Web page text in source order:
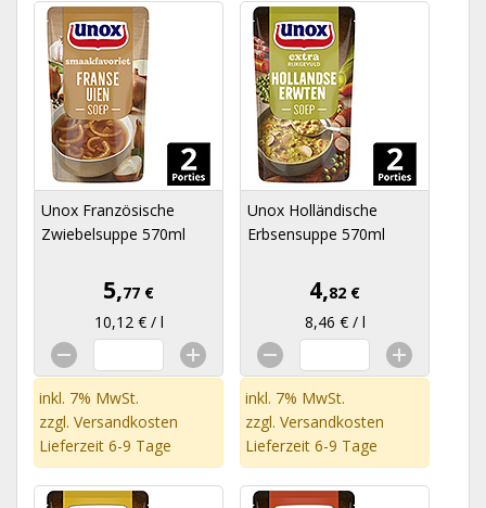
Unox Französische
Zwiebelsuppe 570ml
5,77 €
10,12 € / l
inkl. 7% MwSt.
zzgl. Versandkosten
Lieferzeit 6-9 Tage
Unox Holländische
Erbsensuppe 570ml
4,82 €
8,46 € / l
inkl. 7% MwSt.
zzgl. Versandkosten
Lieferzeit 6-9 Tage